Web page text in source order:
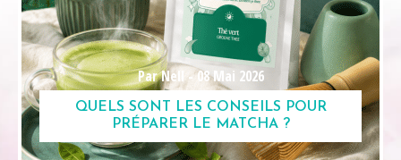
Par Nell -08 Mai 2026
QUELS SONT LES CONSEILS POUR
PRÉPARER LE MATCHA ?